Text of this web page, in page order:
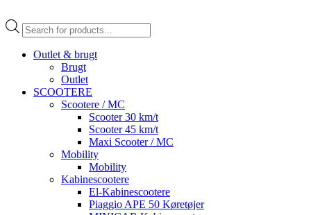
Products
search
Outlet & brugt
Brugt
Outlet
SCOOTERE
Scootere / MC
Scooter 30 km/t
Scooter 45 km/t
Maxi Scooter / MC
Mobility
Mobility
Kabinescootere
El-Kabinescootere
Piaggio APE 50 Køretøjer